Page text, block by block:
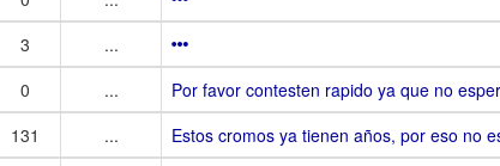
3
...
0 ...
Por favor contesten rapido ya que no
131 ...
Estos cromos ya tienen años, por eso no